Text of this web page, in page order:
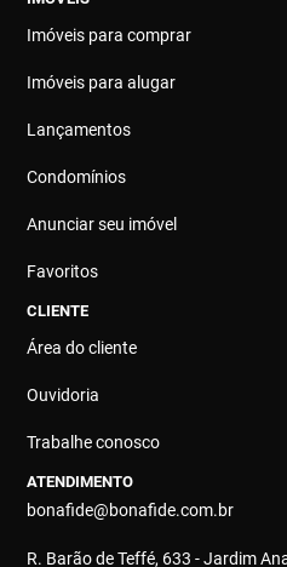
Imóveis para comprar
Imóveis para alugar
Lançamentos
Condomínios
Anunciar seu imóvel
Favoritos
CLIENTE
Área do cliente
Ouvidoria
Trabalhe conosco
ATENDIMENTO
bonafide@bonafide.com.br
R. Barão de Teffé, 633 - Jardim